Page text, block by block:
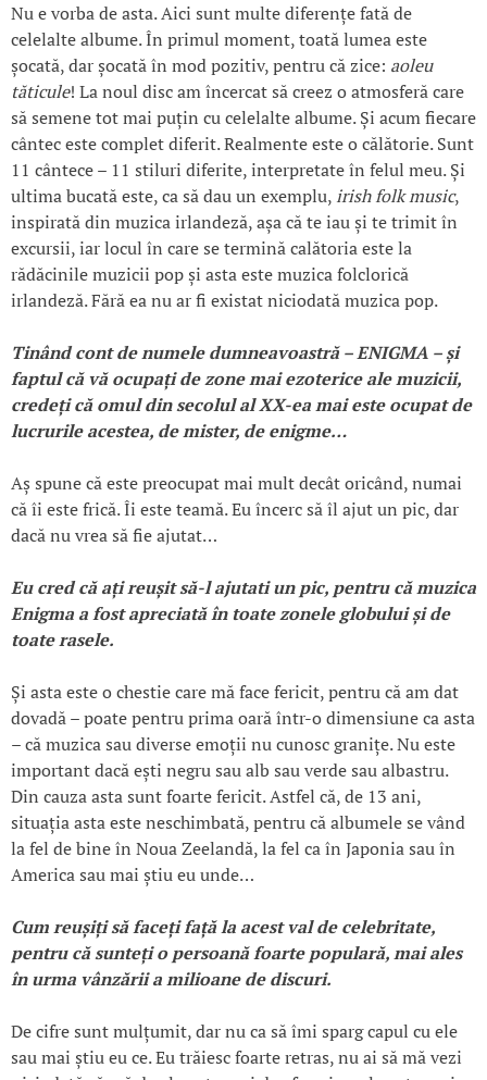
Nu e vorba de asta. Aici sunt multe diferențe fată de
celelalte albume. În primul moment, toată lumea este
șocată, dar șocată în mod pozitiv, pentru că zice: aoleu
tăticule! La noul disc am încercat să creez o atmosferă care
să semene tot mai puțin cu celelalte albume. Și acum fiecare
cântec este complet diferit. Realmente este o călătorie. Sunt
11 cântece – 11 stiluri diferite, interpretate în felul meu. Și
ultima bucată este, ca să dau un exemplu,irish folk music,
inspirată din muzica irlandeză, așa că te iau și te trimit în
excursii, iar locul în care se termină calătoria este la
rădăcinile muzicii pop și asta este muzica folclorică
irlandeză. Fără ea nu ar fi existat niciodată muzica pop.
Tinând cont de numele dumneavoastră – ENIGMA –și
faptul că vă ocupați de zone mai ezoterice ale muzicii,
credeți că omul din secolul al XX-ea mai este ocupat de
lucrurile acestea, de mister, de enigme…
Aș spune că este preocupat mai mult decât oricând, numai
că îi este frică. Îi este teamă. Eu încerc să îl ajut un pic, dar
dacă nu vrea să fie ajutat…
Eu cred că ați reușit să-l ajutati un pic, pentru că muzica
Enigma a fost apreciatăîn toate zonele globuluiși de
toate rasele.
Și asta este o chestie care mă face fericit, pentru că am dat
dovadă – poate pentru prima oară într-o dimensiune ca asta
– că muzica sau diverse emoții nu cunosc granițe. Nu este
important dacă ești negru sau alb sau verde sau albastru.
Din cauza asta sunt foarte fericit. Astfel că, de 13 ani,
situația asta este neschimbată, pentru că albumele se vând
la fel de bine în Noua Zeelandă, la fel ca în Japonia sau în
America sau mai știu eu unde…
Cum reușiți să faceți față la acest val de celebritate,
pentru că sunteți o persoană foarte populară, mai ales
în urma vânzării a milioane de discuri.
De cifre sunt mulțumit, dar nu ca să îmi sparg capul cu ele
sau mai știu eu ce. Eu trăiesc foarte retras, nu ai să mă vezi